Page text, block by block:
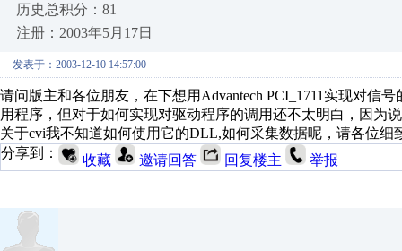
历史总积分：81
注册：2003年5月17日
发表于：2003-12-10 14:57:00
请问版主和各位朋友，在下想用Advantech PCI_1711实现对信
用程序，但对于如何实现对驱动程序的调用还不太明白，因为
关于cvi我不知道如何使用它的DLL,如何采集数据呢，请各位细
分享到：
收藏 邀请回答 回复楼主 举报